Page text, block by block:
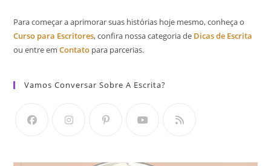
Para começar a aprimorar suas histórias hoje mesmo, conheça o
Curso para Escritores, confira nossa categoria de Dicas de Escrita
ou entre emContato para parcerias.
Vamos Conversar Sobre A Escrita?